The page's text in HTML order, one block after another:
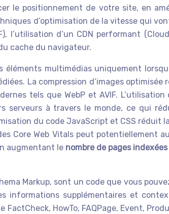
le positionnement de votre site, en
d’optimisation de la vitesse qui
l’utilisation d’un CDN performant
cache du navigateur.
multimédias uniquement
La compression d’images
tels que WebP et AVIF. L’utilisation
serveurs à travers le monde, ce qui
du code JavaScript et CSS réduit
Core Web Vitals peut potentiellement
augmentant le nombre de pages indexées
Markup, sont un code que vous
informations supplémentaires et
HowTo, FAQPage, Event,